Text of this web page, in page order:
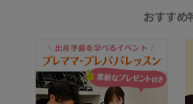
おすすめ